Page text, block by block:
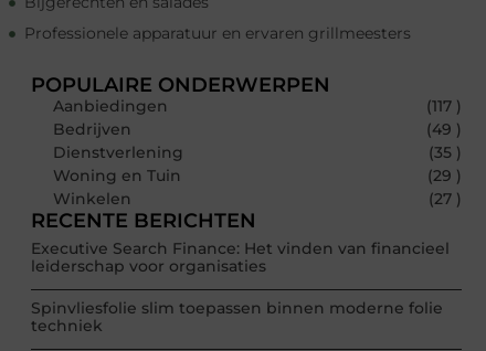
Professionele apparatuur en ervaren grillmeesters
POPULAIRE ONDERWERPEN
Aanbiedingen
(117 )
Bedrijven
(49 )
Dienstverlening
(35 )
Woning en Tuin
(29 )
Winkelen
(27 )
RECENTE BERICHTEN
Executive Search Finance: Het vinden van financieel
leiderschap voor organisaties
Spinvliesfolie slim toepassen binnen moderne folie
techniek